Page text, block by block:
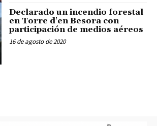
Declarado un incendio forestal
en Torre d'en Besora con
participación de medios aéreos
16 de agosto de 2020